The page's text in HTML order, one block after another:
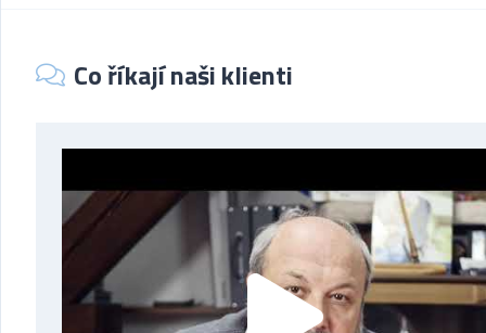
Co říkají naši klienti